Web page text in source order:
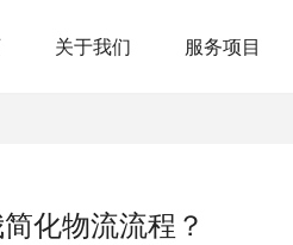
关于我们 服务项目
化物流流程？